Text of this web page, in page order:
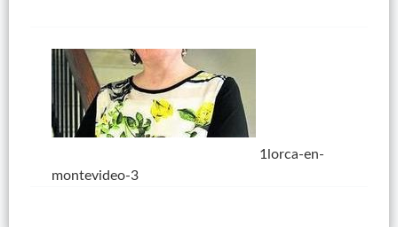
1lorca-en-
montevideo-3